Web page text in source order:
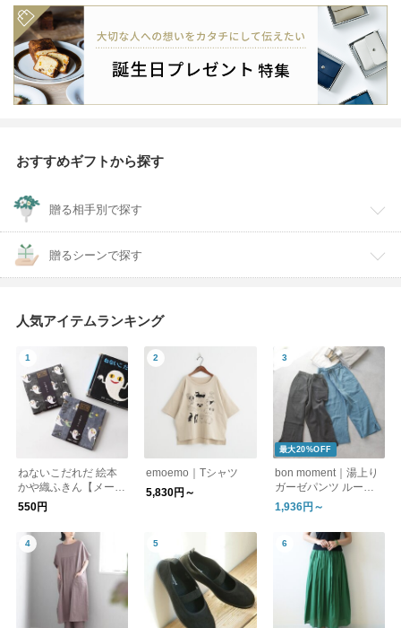
おすすめギフトから探す
贈る相手別で探す
贈るシーンで探す
人気アイテムランキング
ねないこだれだ 絵本
かや織ふきん【メール
便可】
550円
emoemo｜Tシャツ
5,830円～
最大20%OFF
bon moment｜湯上り
ガーゼパンツ ルーム
パンツ
1,936円～